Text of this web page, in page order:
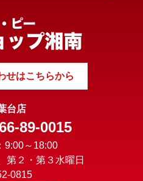
せはこちらから
台店
89-0015
9:00～18:00
第２・第３水曜日
0815